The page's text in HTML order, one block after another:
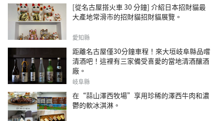
[從名古屋搭火車 30 分鐘] 介紹日本招財貓最
大產地常滑市的招財貓招財貓展覽。
愛知縣
距離名古屋僅30分鐘車程！來大垣岐阜縣品嚐
清酒吧！這裡有三家備受喜愛的當地清酒釀酒
廠。
岐阜縣
在“蒜山澤西牧場”享用珍稀的澤西牛肉和濃
鬱的軟冰淇淋。